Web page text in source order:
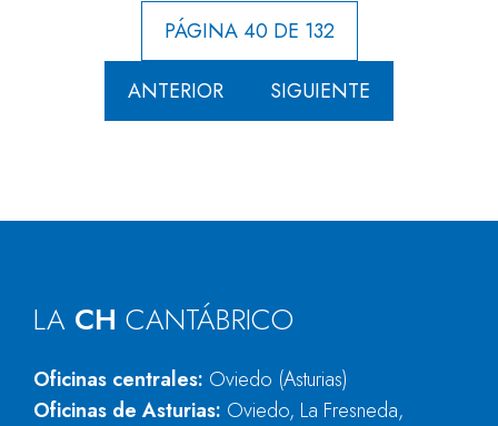
PÁGINA 40 DE 132
ANTERIOR SIGUIENTE
LA CH CANTÁBRICO
Oficinas centrales: Oviedo (Asturias)
Oficinas de Asturias: Oviedo, La Fresneda,